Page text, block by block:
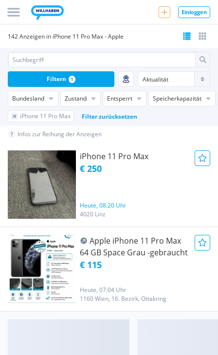
Einloggen
142 Anzeigen in iPhone 11 Pro Max - Apple
Bundesland Zustand Entsperrt Speicherkapazität
iPhone 11 Pro Max Filter zurücksetzen
Filtern 1
Infos zur Reihung der Anzeigen
iPhone 11 Pro Max
€ 250
Heute, 08:20 Uhr
4020 Linz
Apple iPhone 11 Pro Max
64 GB Space Grau -gebraucht
€ 115
Heute, 07:04 Uhr
1160 Wien, 16. Bezirk, Ottakring